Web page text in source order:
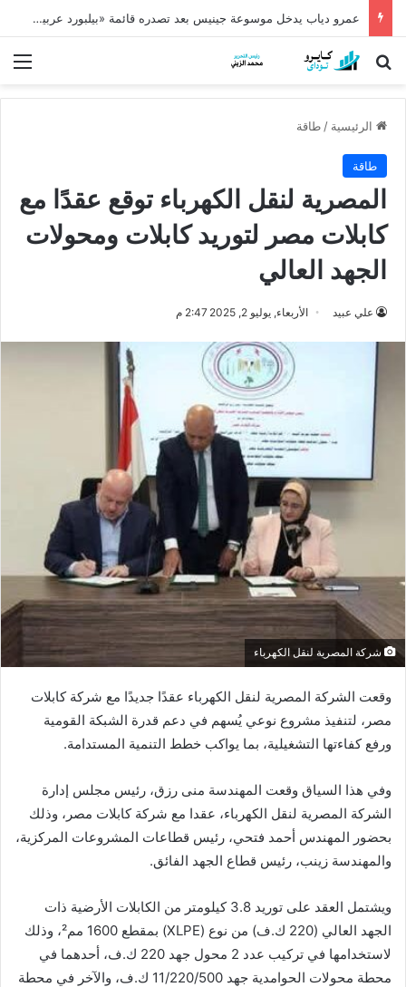
عمرو دياب يدخل موسوعة جينيس بعد تصدره قائمة «بيلبورد عربية» لـ68 أسبوعًا
بحث عن
الرئيسية / طاقة
طاقة
المصرية لنقل الكهرباء توقع عقدًا مع
كابلات مصر لتوريد كابلات ومحولات
الجهد العالي
علي عبيد الأربعاء, يوليو 2, 2025 2:47 م
شركة المصرية لنقل الكهرباء
وقعت الشركة المصرية لنقل الكهرباء عقدًا جديدًا مع شركة كابلات
مصر، لتنفيذ مشروع نوعي يُسهم في دعم قدرة الشبكة القومية
ورفع كفاءتها التشغيلية، بما يواكب خطط التنمية المستدامة.
وفي هذا السياق وقعت المهندسة منى رزق، رئيس مجلس إدارة
الشركة المصرية لنقل الكهرباء، عقدا مع شركة كابلات مصر، وذلك
بحضور المهندس أحمد فتحي، رئيس قطاعات المشروعات المركزية،
والمهندسة زينب، رئيس قطاع الجهد الفائق.
ويشتمل العقد على توريد 3.8 كيلومتر من الكابلات الأرضية ذات
الجهد العالي (220 ك.ف) من نوع (XLPE) بمقطع 1600 مم²، وذلك
لاستخدامها في تركيب عدد 2 محول جهد 220 ك.ف، أحدهما في
محطة محولات الحوامدية جهد 11/220/500 ك.ف، والآخر في محطة